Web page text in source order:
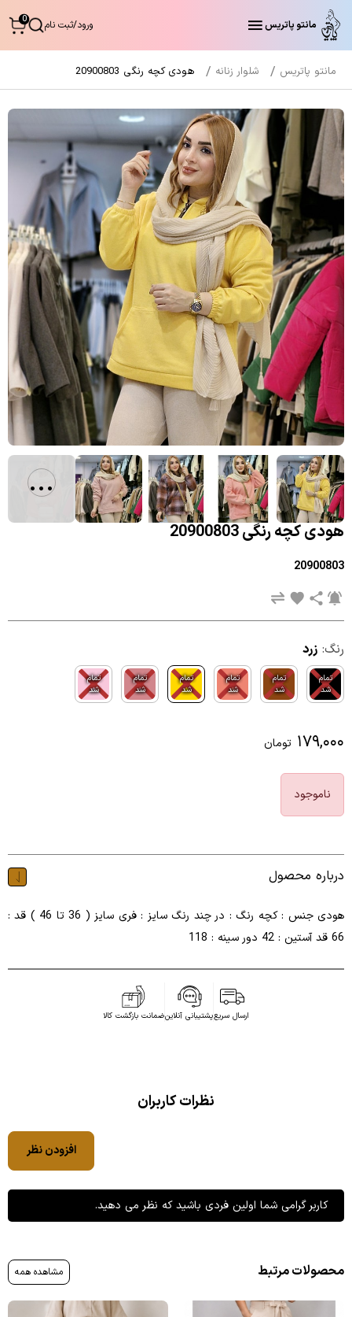
مانتو پاتریس ورود/ثبت نام 0
مانتو پاتریس شلوار زنانه هودی کچه رنگی 20900803
هودی کچه رنگی 20900803
20900803
رنگ: زرد
تمام
شد
تمام
شد
تمام
شد
تمام
شد
تمام
شد
تمام
شد
۱۷۹,۰۰۰ تومان
ناموجود
درباره محصول
هودی جنس : کچه رنگ : در چند رنگ سایز : فری سایز ( 36 تا 46 ) قد :
66 قد آستین : 42 دور سینه : 118
ارسال سریعپشتیبانی آنلاینضمانت بازگشت کالا
...
نظرات کاربران
افزودن نظر
کاربر گرامی شما اولین فردی باشید که نظر می دهید.
محصولات مرتبط مشاهده همه